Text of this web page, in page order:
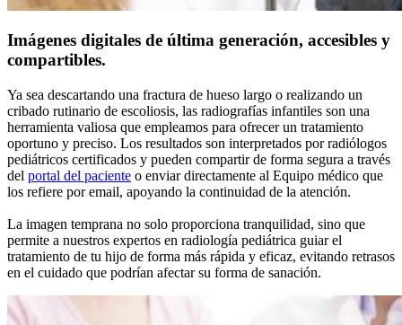
Imágenes digitales de última generación, accesibles y
compartibles.
Ya sea descartando una fractura de hueso largo o realizando un
cribado rutinario de escoliosis, las radiografías infantiles son una
herramienta valiosa que empleamos para ofrecer un tratamiento
oportuno y preciso. Los resultados son interpretados por radiólogos
pediátricos certificados y pueden compartir de forma segura a través
del portal del paciente o enviar directamente al Equipo médico que
los refiere por email, apoyando la continuidad de la atención.
La imagen temprana no solo proporciona tranquilidad, sino que
permite a nuestros expertos en radiología pediátrica guiar el
tratamiento de tu hijo de forma más rápida y eficaz, evitando retrasos
en el cuidado que podrían afectar su forma de sanación.